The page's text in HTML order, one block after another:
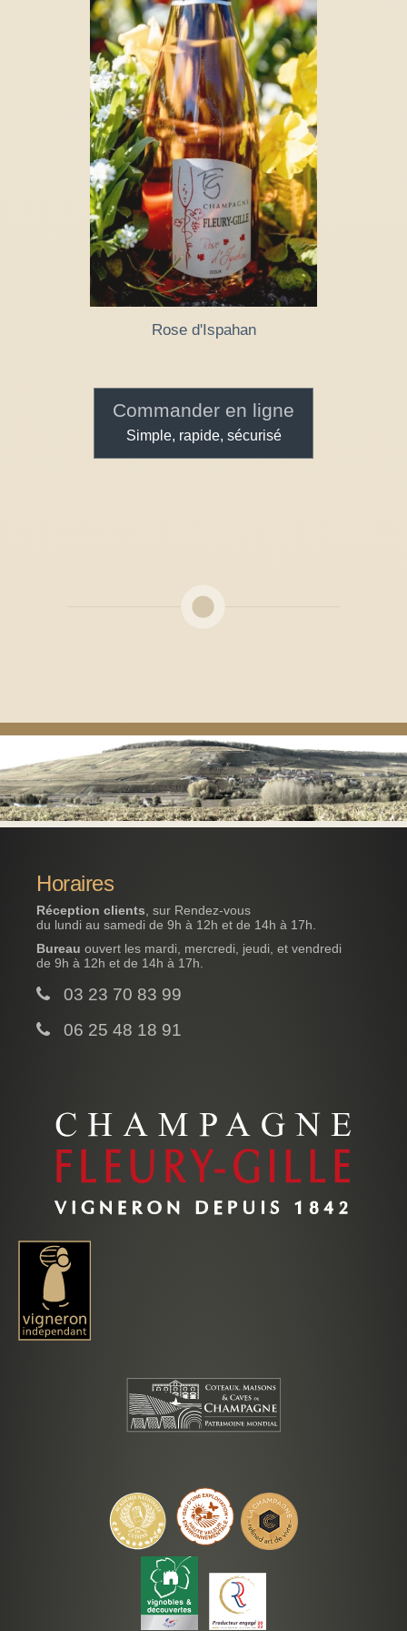
Rose d'Ispahan
Commander en ligne
Simple, rapide, sécurisé
Horaires
Réception clients , sur Rendez-vous
du lundi au samedi de 9h à 12h et de 14h à 17h.
Bureau ouvert les mardi, mercredi, jeudi, et vendredi
de 9h à 12h et de 14h à 17h.
03 23 70 83 99
06 25 48 18 91